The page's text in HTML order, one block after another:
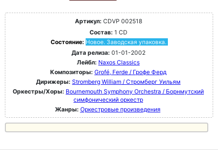
Артикул: CDVP 002518
Состав: 1 CD
Состояние: Новое. Заводская упаковка.
Дата релиза: 01-01-2002
Лейбл: Naxos Classics
Композиторы: Grofé, Ferde / Грофе Ферд
Дирижеры: Stromberg William / Стромберг Уильям
Оркестры/Хоры: Bournemouth Symphony Orchestra / Борнмутский
симфонический оркестр
Жанры: Оркестровые произведения